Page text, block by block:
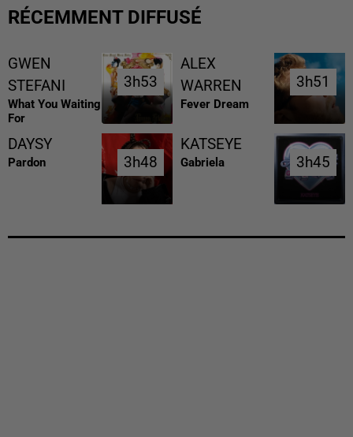
RÉCEMMENT DIFFUSÉ
GWEN
STEFANI
What You Waiting
For
3h53
3h53
ALEX
WARREN
Fever Dream
3h51
3h51
DAYSY
Pardon 3h48
3h48
KATSEYE
Gabriela 3h45
3h45